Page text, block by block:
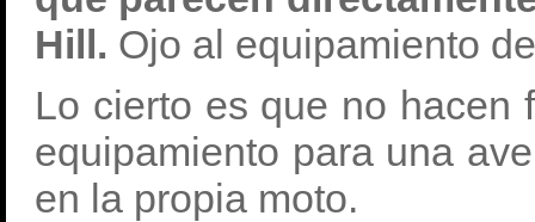
Hill. Ojo al equipamiento
Lo cierto es que no hacen
equipamiento para una
en la propia moto.